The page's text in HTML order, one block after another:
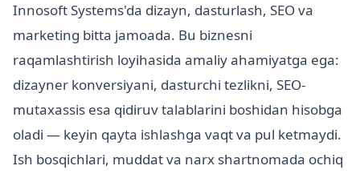
Innosoft Systems'da dizayn, dasturlash, SEO va
marketing bitta jamoada. Bu biznesni
raqamlashtirish loyihasida amaliy ahamiyatga ega:
dizayner konversiyani, dasturchi tezlikni, SEO-
mutaxassis esa qidiruv talablarini boshidan hisobga
oladi — keyin qayta ishlashga vaqt va pul ketmaydi.
Ish bosqichlari, muddat va narx shartnomada ochiq